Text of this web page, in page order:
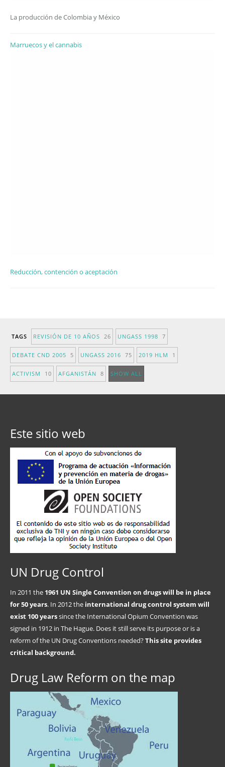
La producción de Colombia y México
Marruecos y el cannabis
Reducción, contención o aceptación
TAGS REVISIÓN DE 10 AÑOS 26 UNGASS 1998 7
DEBATE CND 2005 5 UNGASS 2016 75 2019 HLM 1
ACTIVISM 10 AFGANISTÁN 8 SHOW ALL
Este sitio web
UN Drug Control
In 2011 the 1961 UN Single Convention on drugs will be in place
for 50 years. In 2012 the international drug control system will
exist 100 yearssince the International Opium Convention was
signed in 1912 in The Hague. Does it still serve its purpose or is a
reform of the UN Drug Conventions needed?This site provides
critical background.
Drug Law Reform on the map